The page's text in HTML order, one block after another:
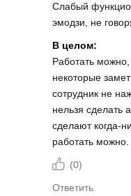
Слабый
эмодзи, не
В целом:
Работать
некоторые
сотрудник не
нельзя сделать
сделают когда-
работать можно.
(0)
Ответить